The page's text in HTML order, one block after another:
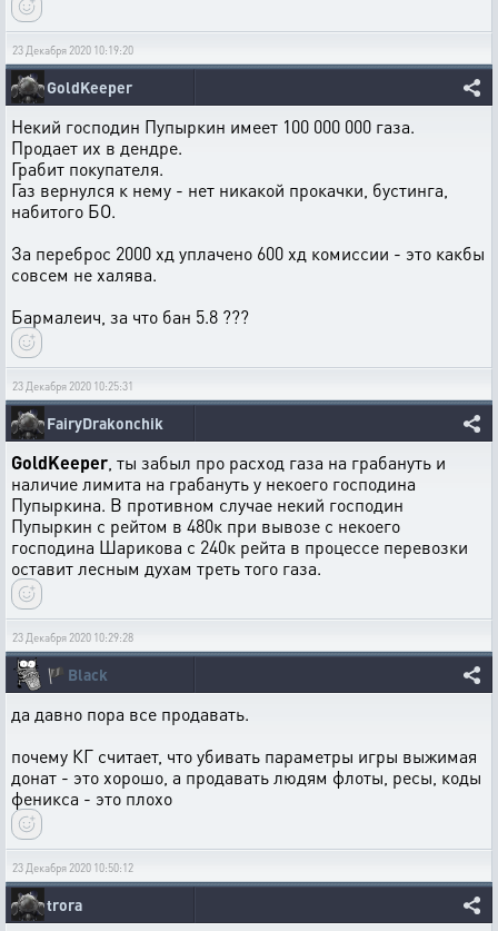
23 Декабря 2020 10:19:20
GoldKeeper
Некий господин Пупыркин имеет 100 000 000 газа.
Продает их в дендре.
Грабит покупателя.
Газ вернулся к нему - нет никакой прокачки, бустинга,
набитого БО.
За переброс 2000 хд уплачено 600 хд комиссии - это какбы
совсем не халява.
Бармалеич, за что бан 5.8 ???
23 Декабря 2020 10:25:31
FairyDrakonchik
GoldKeeper , ты забыл про расход газа на грабануть и
наличие лимита на грабануть у некоего господина
Пупыркина. В противном случае некий господин
Пупыркин с рейтом в 480к при вывозе с некоего
господина Шарикова с 240к рейта в процессе перевозки
оставит лесным духам треть того газа.
23 Декабря 2020 10:29:28
🏴 Black
да давно пора все продавать.
почему КГ считает, что убивать параметры игры выжимая
донат - это хорошо, а продавать людям флоты, ресы, коды
феникса - это плохо
23 Декабря 2020 10:50:12
trora